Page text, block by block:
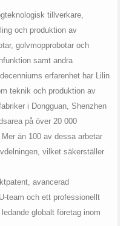
tillverkare,
och produktion av
golvmopprobotar och
samt andra
erfarenhet har Lilin
teknik och produktion av
i Dongguan, Shenzhen
på över 20 000
än 100 av dessa arbetar
vilket säkerställer
avancerad
team och ett professionellt
globalt företag inom